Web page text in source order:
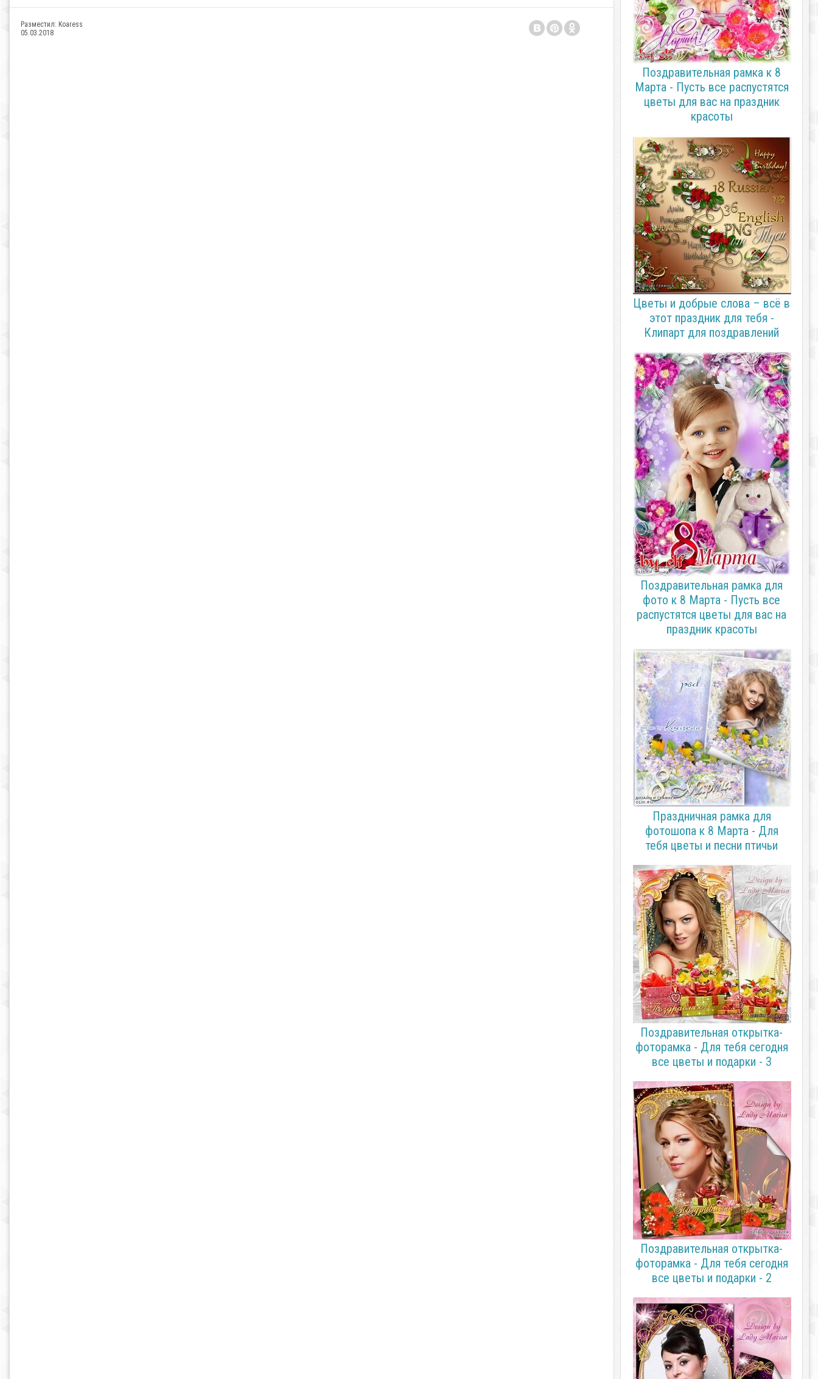
Разместил: Koaress
05.03.2018
Поздравительная рамка к 8
Марта - Пусть все распустятся
цветы для вас на праздник
красоты
Цветы и добрые слова – всё в
этот праздник для тебя -
Клипарт для поздравлений
Поздравительная рамка для
фото к 8 Марта - Пусть все
распустятся цветы для вас на
праздник красоты
Праздничная рамка для
фотошопа к 8 Марта - Для
тебя цветы и песни птичьи
Поздравительная открытка-
фоторамка - Для тебя сегодня
все цветы и подарки - 3
Поздравительная открытка-
фоторамка - Для тебя сегодня
все цветы и подарки - 2